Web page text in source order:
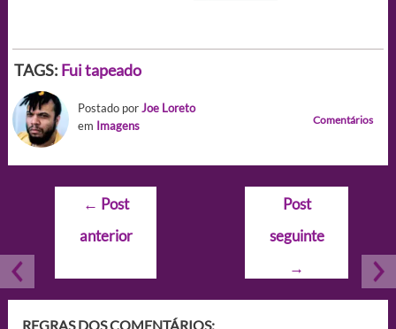
TAGS: Fui tapeado
Postado porJoe Loreto
em Imagens Comentários
Navegação
Post
← Post
anterior
Post
seguinte
→
REGRAS DOS COMENTÁRIOS: